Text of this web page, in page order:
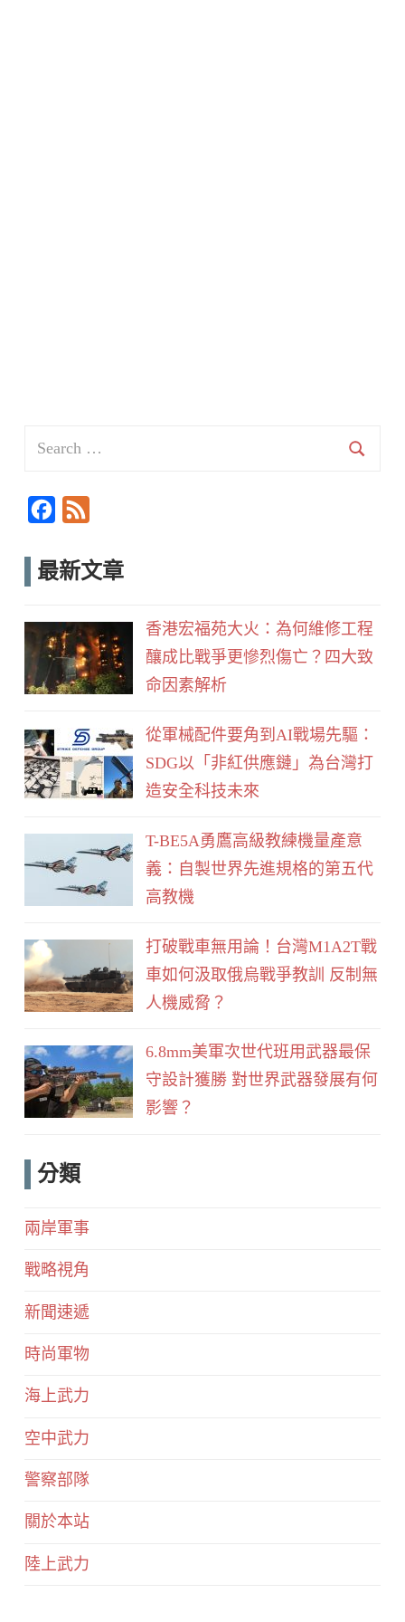
c
o
k
e
最新文章
香港宏福苑大火：為何維修工程
釀成比戰爭更慘烈傷亡？四大致
命因素解析
從軍械配件要角到AI戰場先驅：
SDG以「非紅供應鏈」為台灣打
造安全科技未來
T-BE5A勇鷹高級教練機量產意
義：自製世界先進規格的第五代
高教機
打破戰車無用論！台灣M1A2T戰
車如何汲取俄烏戰爭教訓 反制無
人機威脅？
6.8mm美軍次世代班用武器最保
守設計獲勝 對世界武器發展有何
影響？
分類
兩岸軍事
戰略視角
新聞速遞
時尚軍物
海上武力
空中武力
警察部隊
關於本站
陸上武力